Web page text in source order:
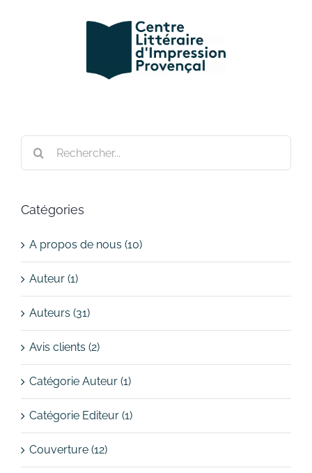
Catégories
A propos de nous (10)
Auteur (1)
Auteurs (31)
Avis clients (2)
Catégorie Auteur (1)
Catégorie Editeur (1)
Couverture (12)